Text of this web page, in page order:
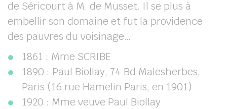
de Séricourt à M. de Musset. Il se plus à
embellir son domaine et fut la providence
des pauvres du voisinage…
1861 : Mme SCRIBE
1890 : Paul Biollay, 74 Bd Malesherbes,
Paris (16 rue Hamelin Paris, en 1901)
1920 : Mme veuve Paul Biollay